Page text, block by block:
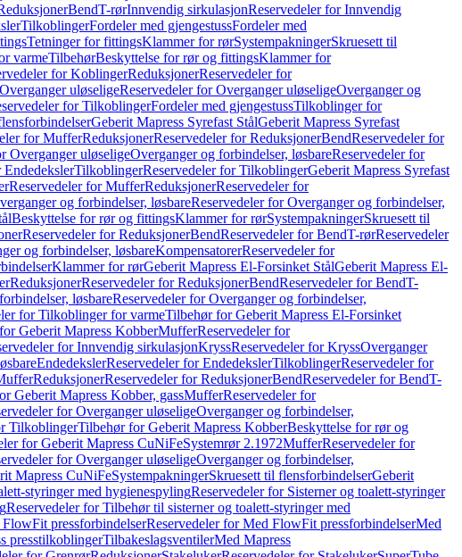
BendT-rørInnvendig sirkulasjonReservedeler for Innvendig
TilkoblingerFordeler med gjengestussFordeler med
Tetninger for fittingsKlammer for rørSystempakningerSkruesett til
varmeTilbehørBeskyttelse for rør og fittingsKlammer for
for KoblingerReduksjonerReservedeler for
Overganger uløseligeReservedeler for Overganger uløseligeOverganger og
for TilkoblingerFordeler med gjengestussTilkoblinger for
Geberit Mapress Syrefast StålGeberit Mapress Syrefast
for MufferReduksjonerReservedeler for ReduksjonerBendReservedeler for
Overganger uløseligeOverganger og forbindelser, løsbareReservedeler for
EndedekslerTilkoblingerReservedeler for TilkoblingerGeberit Mapress Syrefast
Reservedeler for MufferReduksjonerReservedeler for
og forbindelser, løsbareReservedeler for Overganger og forbindelser,
Beskyttelse for rør og fittingsKlammer for rørSystempakningerSkruesett til
Reservedeler for ReduksjonerBendReservedeler for BendT-rørReservedeler
og forbindelser, løsbareKompensatorerReservedeler for
Klammer for rørGeberit Mapress El-Forsinket StålGeberit Mapress El-
ReduksjonerReservedeler for ReduksjonerBendReservedeler for BendT-
løsbareReservedeler for Overganger og forbindelser,
for Tilkoblinger for varmeTilbehør for Geberit Mapress El-Forsinket
Geberit Mapress KobberMufferReservedeler for
for Innvendig sirkulasjonKryssReservedeler for KryssOverganger
EndedekslerReservedeler for EndedekslerTilkoblingerReservedeler for
ReduksjonerReservedeler for ReduksjonerBendReservedeler for BendT-
Geberit Mapress Kobber, gassMufferReservedeler for
for Overganger uløseligeOverganger og forbindelser,
TilkoblingerTilbehør for Geberit Mapress KobberBeskyttelse for rør og
for Geberit Mapress CuNiFeSystemrør 2.1972MufferReservedeler for
for Overganger uløseligeOverganger og forbindelser,
Mapress CuNiFeSystempakningerSkruesett til flensforbindelserGeberit
styringer med hygienespylingReservedeler for Sisterner og toalett-styringer
Reservedeler for Tilbehør til sisterner og toalett-styringer med
pressforbindelserReservedeler for Med FlowFit pressforbindelserMed
presstilkoblingerTilbakeslagsventilerMed Mapress